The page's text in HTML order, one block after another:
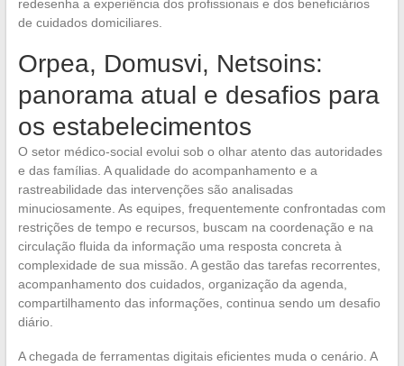
redesenha a experiência dos profissionais e dos beneficiários
de cuidados domiciliares.
Orpea, Domusvi, Netsoins:
panorama atual e desafios para
os estabelecimentos
O setor médico-social evolui sob o olhar atento das autoridades
e das famílias. A qualidade do acompanhamento e a
rastreabilidade das intervenções são analisadas
minuciosamente. As equipes, frequentemente confrontadas com
restrições de tempo e recursos, buscam na coordenação e na
circulação fluida da informação uma resposta concreta à
complexidade de sua missão. A gestão das tarefas recorrentes,
acompanhamento dos cuidados, organização da agenda,
compartilhamento das informações, continua sendo um desafio
diário.
A chegada de ferramentas digitais eficientes muda o cenário. A